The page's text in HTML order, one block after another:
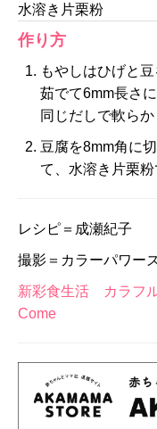
水溶き片栗粉
作り方
もやしはひげと
茹でて6mm長さ
同じだしで軟らか
豆腐を8mm角に
て、水溶き片栗粉
レシピ＝成瀬紀子
撮影＝カラーパワー
新彩食生活 カラフ
Come